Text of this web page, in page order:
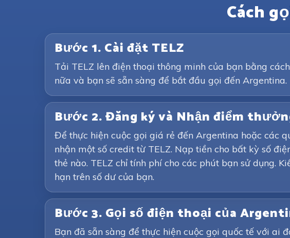
Cách
Bước 1. Cài đặt TELZ
Tải TELZ lên điện thoại thông minh của bạn bằng
nữa và bạn sẽ sẵn sàng để bắt đầu gọi đến Argentina.
Bước 2. Đăng ký và Nhận điểm
Để thực hiện cuộc gọi giá rẻ đến Argentina hoặc các
nhận một số credit từ TELZ. Nạp tiền cho bất kỳ số
thẻ nào. TELZ chỉ tính phí cho các phút bạn sử dụng.
hạn trên số dư của bạn.
Bước 3. Gọi số điện thoại của
Bạn đã sẵn sàng để thực hiện cuộc gọi quốc tế với ai